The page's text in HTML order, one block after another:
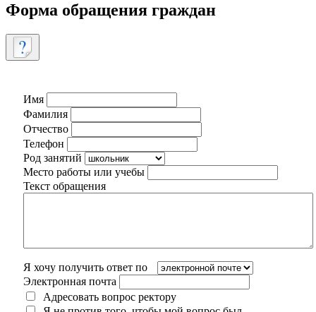
Форма обращения граждан
Имя
Фамилия
Отчество
Телефон
Род занятий
Место работы или учебы
Текст обращения
Я хочу получить ответ по
Электронная почта
Адресовать вопрос ректору